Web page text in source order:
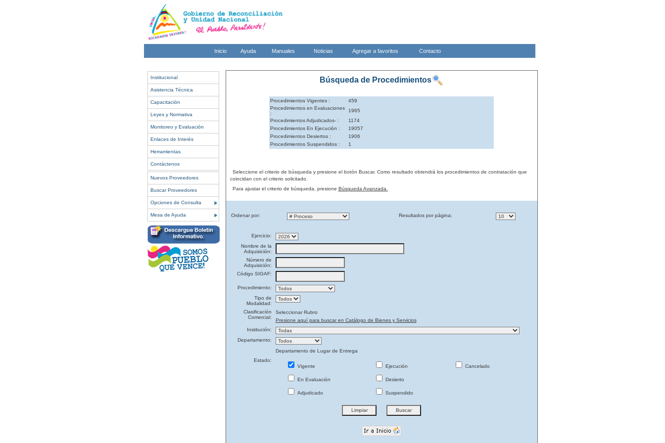
Inicio Ayuda Manuales Noticias Agregar a favoritos Contacto
Institucional
Asistencia Técnica
Capacitación
Leyes y Normativa
Monitoreo y Evaluación
Enlaces de Interés
Herramientas
Contáctenos
Nuevos Proveedores
Buscar Proveedores
Opciones de Consulta
Mesa de Ayuda
Búsqueda de Procedimientos
Procedimientos Vigentes :
459
Procedimientos en Evaluaciones
:
1965
Procedimientos Adjudicados- :
1174
Procedimientos En Ejecución :
19057
Procedimientos Desiertos :
1906
Procedimientos Suspendidos :
1
Seleccione el criterio de búsqueda y presione el botón Buscar. Como resultado obtendrá los procedimientos de contratación que
coincidan con el criterio solicitado.
Para ajustar el criterio de búsqueda, presione Búsqueda Avanzada.
Ordenar por: Resultados por página:
Ejercicio:
Nombre de la
Adquisición:
Número de
Adquisición:
Código SIGAF:
Procedimiento:
Tipo de
Modalidad:
Clasificación
Comercial:
Seleccionar Rubro
Presione aquí para buscar en Catálogo de Bienes y Servicios
Institución:
Departamento:
Departamento de Lugar de Entrega
Estado:
Vigente
Ejecución Cancelado
En Evaluación Desierto
Adjudicado Suspendido